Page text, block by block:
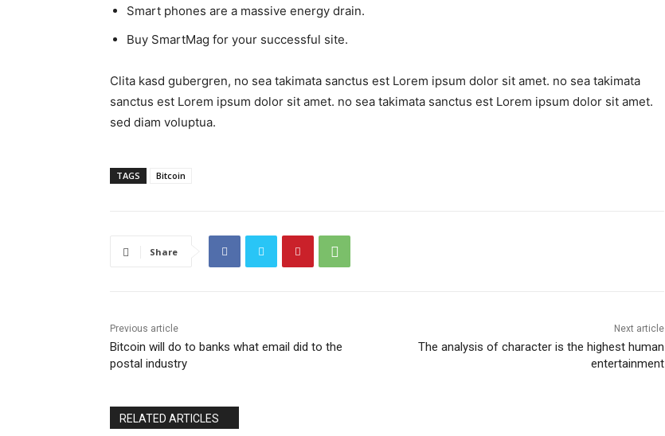
Smart phones are a massive energy drain.
Buy SmartMag for your successful site.
Clita kasd gubergren, no sea takimata sanctus est Lorem ipsum dolor sit amet. no sea takimata
sanctus est Lorem ipsum dolor sit amet. no sea takimata sanctus est Lorem ipsum dolor sit amet.
sed diam voluptua.
TAGS Bitcoin
Share
Previous article
Bitcoin will do to banks what email did to the
postal industry
Next article
The analysis of character is the highest human
entertainment
RELATED ARTICLES